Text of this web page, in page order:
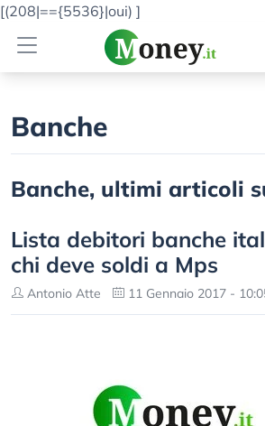
[(208|=={5536}|oui) ]
Banche
Banche, ultimi articoli
Lista debitori banche
chi deve soldi a Mps
Antonio Atte 11 Gennaio 2017 -